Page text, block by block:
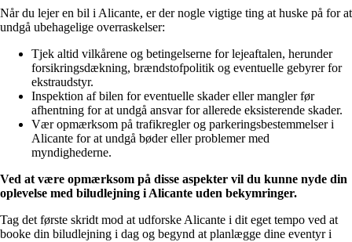
Når du lejer en bil i Alicante, er der nogle vigtige ting at huske på for at
undgå ubehagelige overraskelser:
Tjek altid vilkårene og betingelserne for lejeaftalen, herunder
forsikringsdækning, brændstofpolitik og eventuelle gebyrer for
ekstraudstyr.
Inspektion af bilen for eventuelle skader eller mangler før
afhentning for at undgå ansvar for allerede eksisterende skader.
Vær opmærksom på trafikregler og parkeringsbestemmelser i
Alicante for at undgå bøder eller problemer med
myndighederne.
Ved at være opmærksom på disse aspekter vil du kunne nyde din
oplevelse med biludlejning i Alicante uden bekymringer.
Tag det første skridt mod at udforske Alicante i dit eget tempo ved at
booke din biludlejning i dag og begynd at planlægge dine eventyr i